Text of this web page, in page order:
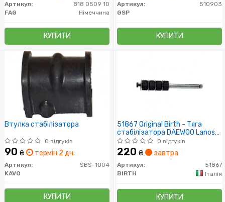
Артикул:
818 0509 10
FAG
Німеччина
КУПИТИ
Артикул:
510903
GSP
КУПИТИ
Втулка стабілізатора
0 відгуків
90 ₴ термін 2 дн.
Артикул:
SBS-1004
KAVO
КУПИТИ
51867 Original Birth - Тяга
стабілізатора DAEWOO Lanos
front L/R
0 відгуків
220 ₴ завтра
Артикул:
51867
BIRTH
Італія
КУПИТИ